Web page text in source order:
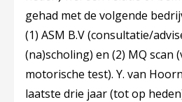
gehad met de volgende
(1) ASM B.V (consultatie/
(na)scholing) en (2) MQ scan
motorische test). Y. van
laatste drie jaar (tot op